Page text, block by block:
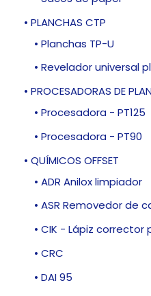
• PLANCHAS CTP
• Planchas TP-U
• Revelador universal
• PROCESADORAS DE
• Procesadora - PT125
• Procesadora - PT90
• QUÍMICOS OFFSET
• ADR Anilox limpiador
• ASR Removedor de
• CIK - Lápiz
• CRC
• DAI 95